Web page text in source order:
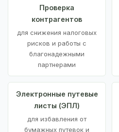
Проверка
контрагентов
для снижения налоговых
рисков и работы с
благонадежными
партнерами
Электронные путевые
листы (ЭПЛ)
для избавления от
бумажных путевок и